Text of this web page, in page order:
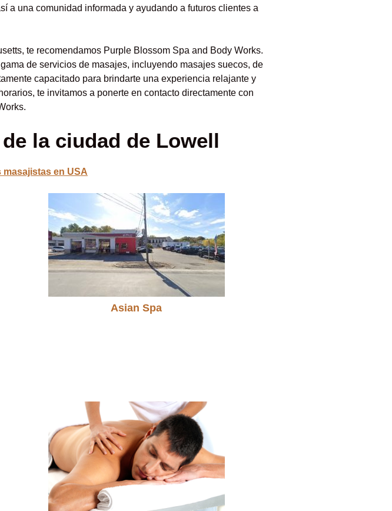
a una comunidad informada y ayudando a futuros clientes a
te recomendamos Purple Blossom Spa and Body Works.
de servicios de masajes, incluyendo masajes suecos, de
capacitado para brindarte una experiencia relajante y
te invitamos a ponerte en contacto directamente con
la ciudad de Lowell
masajistas en USA
Asian Spa